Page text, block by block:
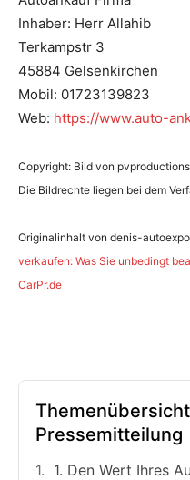
Inhaber: Herr Allahib
Terkampstr 3
45884 Gelsenkirchen
Mobil: 01723139823
Web: https://www.auto-
Copyright: Bild von
Die Bildrechte liegen bei dem
Originalinhalt von denis-
verkaufen: Was Sie unbedingt
CarPr.de
Pressemitteilung
1. Den Wert Ihres